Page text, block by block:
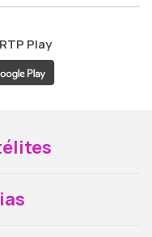
RTP Play